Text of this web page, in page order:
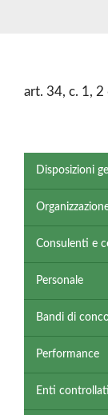
Disposizioni
Consulenti e
Personale
Bandi di
Performance
Enti controllati
art. 34, c. 1,